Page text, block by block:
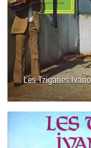
Les Tziganes
19.02.2025 10:30